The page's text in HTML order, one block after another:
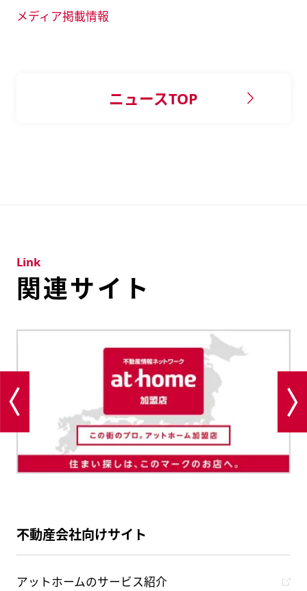
メディア掲載情報
ニュースTOP
関連サイト
Link
不動産会社向けサイト
アットホームのサービス紹介